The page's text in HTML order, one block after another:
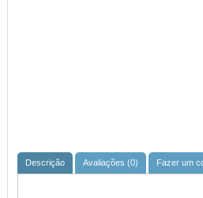
Descrição Avaliações (0) Fazer um